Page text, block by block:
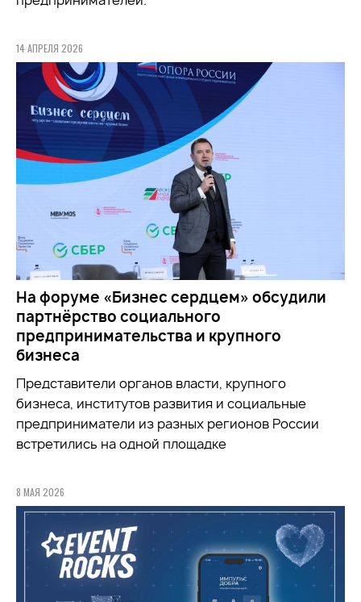
14 АПРЕЛЯ 2026
На форуме «Бизнес сердцем» обсудили
партнёрство социального
предпринимательства и крупного
бизнеса
Представители органов власти, крупного
бизнеса, институтов развития и социальные
предприниматели из разных регионов России
встретились на одной площадке
8 МАЯ 2026